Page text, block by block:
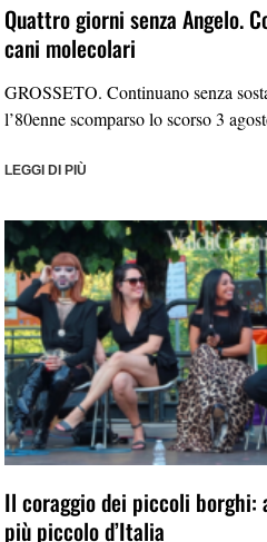
Quattro giorni senza Angelo.
cani molecolari
GROSSETO. Continuano senza
l’80enne scomparso lo scorso 3
LEGGI DI PIÙ
Il coraggio dei piccoli borghi:
più piccolo d’Italia